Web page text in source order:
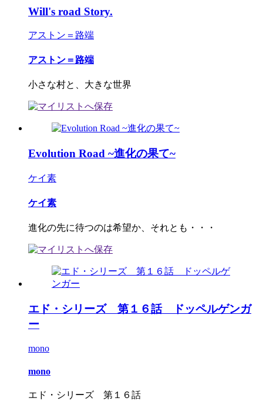
Will's road Story.
アストン＝路端
アストン＝路端
小さな村と、大きな世界
Evolution Road ~進化の果て~
ケイ素
ケイ素
進化の先に待つのは希望か、それとも・・・
エド・シリーズ 第１６話 ドッペルゲンガ
ー
mono
mono
エド・シリーズ 第１６話